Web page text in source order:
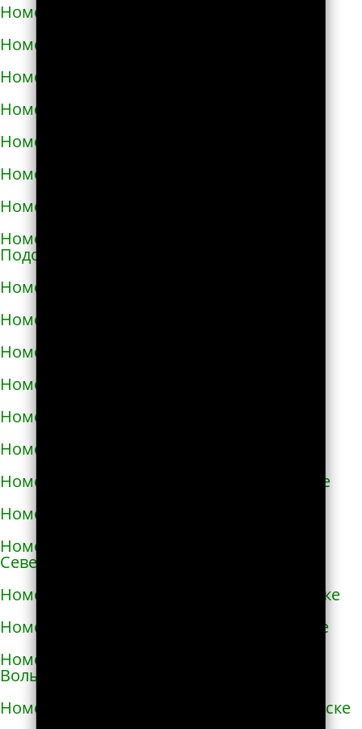
Номера телефонов такси в Малой Виске
Номера телефонов такси в Малине
Номера телефонов такси в Марганце
Номера телефонов такси в Мелитополе
Номера телефонов такси в Мене
Номера телефонов такси в Миргороде
Номера телефонов такси в Мироновке
Номера телефонов такси в Могилёве-
Подольском
Номера телефонов такси в Мукачево
Номера телефонов такси в Надворной
Номера телефонов такси в Нежине
Номера телефонов такси в Немирове
Номера телефонов такси в Нетешине
Номера телефонов такси в Никополе
Номера телефонов такси в Новой Каховке
Номера телефонов такси в Новой Одессе
Номера телефонов такси в Новгороде-
Северском
Номера телефонов такси в Новоалексеевке
Номера телефонов такси в Нововолынске
Номера телефонов такси в Новограде-
Волынском
Номера телефонов такси в Новоднестровске